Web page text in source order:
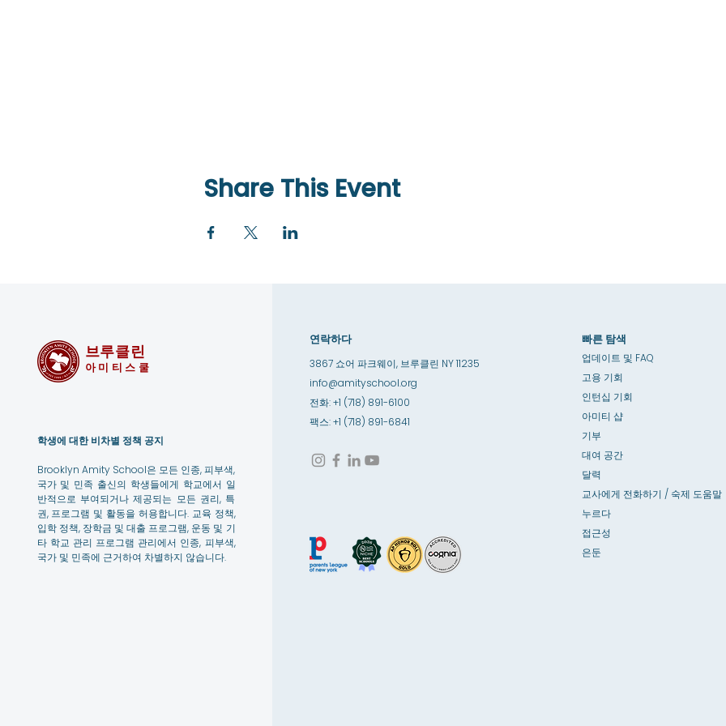
Share This Event
브루클린
아미티스쿨
학생에 대한 비차별 정책 공지
Brooklyn Amity School은 모든 인종, 피부색,
국가 및 민족 출신의 학생들에게 학교에서 일
반적으로 부여되거나 제공되는 모든 권리, 특
권, 프로그램 및 활동을 허용합니다. 교육 정책,
입학 정책, 장학금 및 대출 프로그램, 운동 및 기
타 학교 관리 프로그램 관리에서 인종, 피부색,
국가 및 민족에 근거하여 차별하지 않습니다.
연락하다
3867 쇼어 파크웨이, 브루클린 NY 11235
info@amityschool.org
전화: +1 (718) 891-6100
팩스: +1 (718) 891-6841
빠른 탐색
업데이트 및 FAQ
고용 기회
인턴십 기회
아미티 샵
기부
대여 공간
달력
교사에게 전화하기 / 숙제 도움말
누르다
접근성
은둔